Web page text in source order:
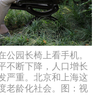
公园长椅上看手机。
不断下降，人口增长
严重。北京和上海这
老龄化社会。图：视